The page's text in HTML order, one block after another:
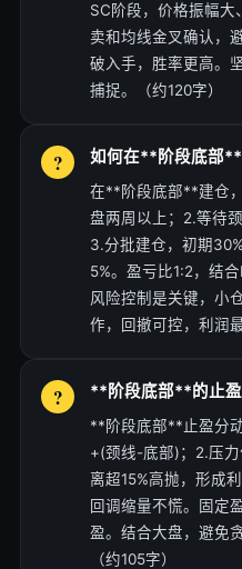
SC阶段，价格振幅大
卖和均线金叉确认，
破入手，胜率更高。
捕捉。（约120字）
如何在**阶段底部**
在**阶段底部**建仓
盘两周以上；2.等待
3.分批建仓，初期
5%。盈亏比1:2，结
风险控制是关键，小
作，回撤可控，利润
**阶段底部**的止盈
**阶段底部**止盈分
+(颈线-底部)；2.压
离超15%高抛，形成
回调缩量不慌。固定
盈。结合大盘，避免
（约105字）